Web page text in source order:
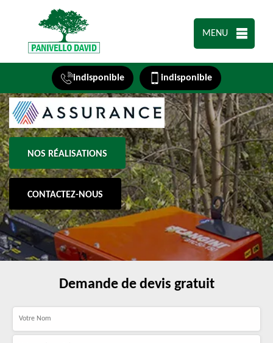
MENU
indisponible indisponible
NOS RÉALISATIONS
CONTACTEZ-NOUS
Demande de devis gratuit